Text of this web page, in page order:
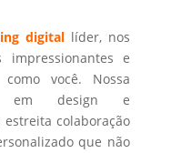
digital líder, nos
impressionantes e
você. Nossa
em design e
colaboração
que não